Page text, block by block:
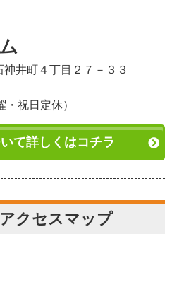
井町４丁目２７－３３
祝日定休）
て詳しくはコチラ
クセスマップ